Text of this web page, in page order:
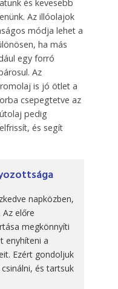
és kevesebb
Az illóolajok
módja lehet a
ha más
egy forró
Az
is jó ötlet a
csepegtetve az
pedig
és segít
napközben,
előre
megkönnyíti
enyhíteni a
Ezért gondoljuk
és tartsuk